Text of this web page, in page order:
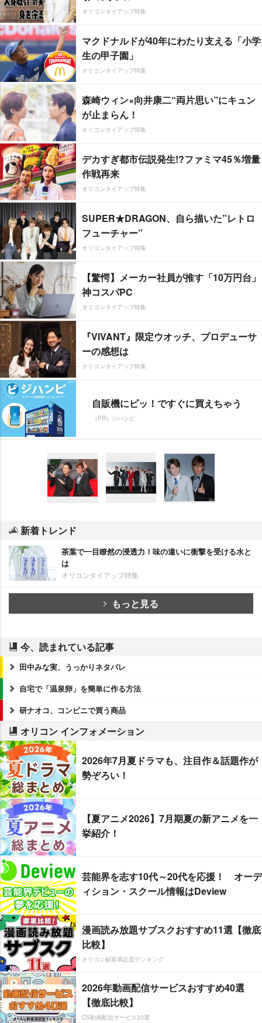
オリコンタイアップ特集
マクドナルドが40年にわたり支える「小学
生の甲子園」
オリコンタイアップ特集
森崎ウィン×向井康二“両片思い”にキュン
が止まらん！
オリコンタイアップ特集
デカすぎ都市伝説発生!?ファミマ45％増量
作戦再来
オリコンタイアップ特集
SUPER★DRAGON、自ら描いた”レトロ
フューチャー”
オリコンタイアップ特集
【驚愕】メーカー社員が推す「10万円台」
神コスパPC
オリコンタイアップ特集
『VIVANT』限定ウオッチ、プロデューサ
ーの感想は
オリコンタイアップ特集
自販機にピッ！ですぐに買えちゃう
（PR）ジハンピ
新着トレンド
茶葉で一目瞭然の浸透力！味の違いに衝撃を受ける水と
は
オリコンタイアップ特集
もっと見る
今、読まれている記事
田中みな実、うっかりネタバレ
自宅で「温泉卵」を簡単に作る方法
研ナオコ、コンビニで買う商品
オリコン インフォメーション
2026年7月夏ドラマも、注目作＆話題作が
勢ぞろい！
【夏アニメ2026】7月期夏の新アニメを一
挙紹介！
芸能界を志す10代～20代を応援！ オーデ
ィション・スクール情報はDeview
漫画読み放題サブスクおすすめ11選【徹底
比較】
オリコン顧客満足度ランキング
2026年動画配信サービスおすすめ40選
【徹底比較】
CS動画配信サービス20選